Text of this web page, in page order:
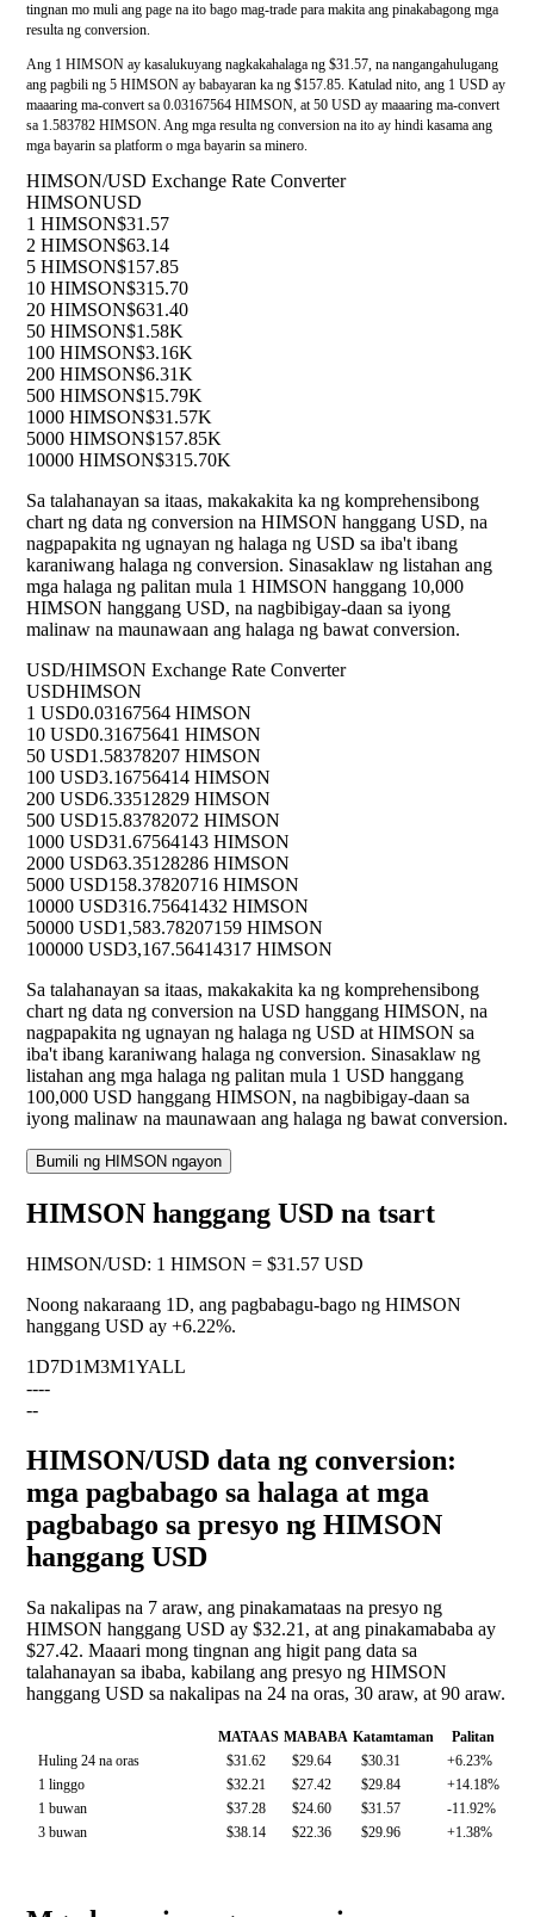
tingnan mo muli ang page na ito bago mag-trade para makita ang pinakabagong mga
resulta ng conversion.
Ang 1 HIMSON ay kasalukuyang nagkakahalaga ng $31.57, na nangangahulugang
ang pagbili ng 5 HIMSON ay babayaran ka ng $157.85. Katulad nito, ang 1 USD ay
maaaring ma-convert sa 0.03167564 HIMSON, at 50 USD ay maaaring ma-convert
sa 1.583782 HIMSON. Ang mga resulta ng conversion na ito ay hindi kasama ang
mga bayarin sa platform o mga bayarin sa minero.
HIMSON/USD Exchange Rate Converter
HIMSONUSD
1 HIMSON$31.57
2 HIMSON$63.14
5 HIMSON$157.85
10 HIMSON$315.70
20 HIMSON$631.40
50 HIMSON$1.58K
100 HIMSON$3.16K
200 HIMSON$6.31K
500 HIMSON$15.79K
1000 HIMSON$31.57K
5000 HIMSON$157.85K
10000 HIMSON$315.70K
Sa talahanayan sa itaas, makakakita ka ng komprehensibong
chart ng data ng conversion na HIMSON hanggang USD, na
nagpapakita ng ugnayan ng halaga ng USD sa iba't ibang
karaniwang halaga ng conversion. Sinasaklaw ng listahan ang
mga halaga ng palitan mula 1 HIMSON hanggang 10,000
HIMSON hanggang USD, na nagbibigay-daan sa iyong
malinaw na maunawaan ang halaga ng bawat conversion.
USD/HIMSON Exchange Rate Converter
USDHIMSON
1 USD0.03167564 HIMSON
10 USD0.31675641 HIMSON
50 USD1.58378207 HIMSON
100 USD3.16756414 HIMSON
200 USD6.33512829 HIMSON
500 USD15.83782072 HIMSON
1000 USD31.67564143 HIMSON
2000 USD63.35128286 HIMSON
5000 USD158.37820716 HIMSON
10000 USD316.75641432 HIMSON
50000 USD1,583.78207159 HIMSON
100000 USD3,167.56414317 HIMSON
Sa talahanayan sa itaas, makakakita ka ng komprehensibong
chart ng data ng conversion na USD hanggang HIMSON, na
nagpapakita ng ugnayan ng halaga ng USD at HIMSON sa
iba't ibang karaniwang halaga ng conversion. Sinasaklaw ng
listahan ang mga halaga ng palitan mula 1 USD hanggang
100,000 USD hanggang HIMSON, na nagbibigay-daan sa
iyong malinaw na maunawaan ang halaga ng bawat conversion.
Bumili ng HIMSON ngayon
HIMSON hanggang USD na tsart
HIMSON/USD: 1 HIMSON = $31.57 USD
Noong nakaraang 1D, ang pagbabagu-bago ng HIMSON
hanggang USD ay +6.22%.
1D7D1M3M1YALL
----
--
HIMSON/USD data ng conversion:
mga pagbabago sa halaga at mga
pagbabago sa presyo ng HIMSON
hanggang USD
Sa nakalipas na 7 araw, ang pinakamataas na presyo ng
HIMSON hanggang USD ay $32.21, at ang pinakamababa ay
$27.42. Maaari mong tingnan ang higit pang data sa
talahanayan sa ibaba, kabilang ang presyo ng HIMSON
hanggang USD sa nakalipas na 24 na oras, 30 araw, at 90 araw.
MATAAS MABABA Katamtaman
Palitan
Huling 24 na oras
$31.62 $29.64 $30.31
+6.23%
1 linggo
$32.21 $27.42 $29.84
+14.18%
1 buwan
$37.28 $24.60 $31.57
-11.92%
3 buwan
$38.14 $22.36 $29.96 +1.38%